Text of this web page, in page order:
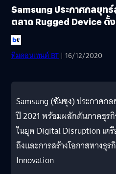
Samsung ประกาศกลยุท
ตลาด Rugged Device ตั้ง
ทีมคอนเทนต์ BT | 16/12/2020
Samsung (ซัมซุง) ประกาศ
ปี 2021 พร้อมผลักดันภาคธุร
ในยุค Digital Disruption เ
ถึงและการสร้างโอกาสทางธุ
Innovation